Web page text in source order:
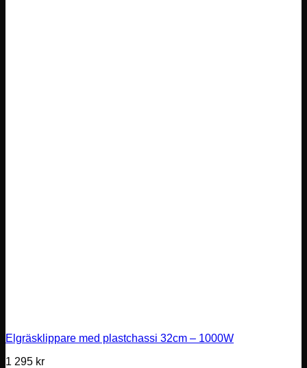
Elgräsklippare med plastchassi 32cm – 1000W
1 295 kr